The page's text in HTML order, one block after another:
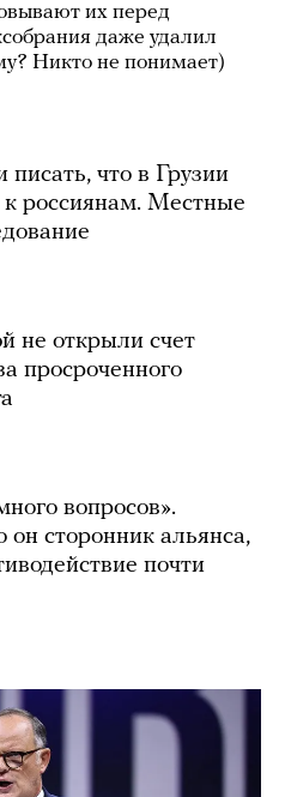
их перед
даже удалил
Никто не понимает)
писать, что в Грузии
к россиянам. Местные
не открыли счет
просроченного
вопросов».
сторонник альянса,
почти